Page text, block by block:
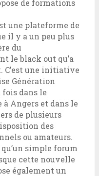
de formations
une plateforme de
il y a un peu plus
du
le black out qu’a
C’est une initiative
Génération
fois dans le
Angers et dans le
de plusieurs
des
ou amateurs.
simple forum
cette nouvelle
également un